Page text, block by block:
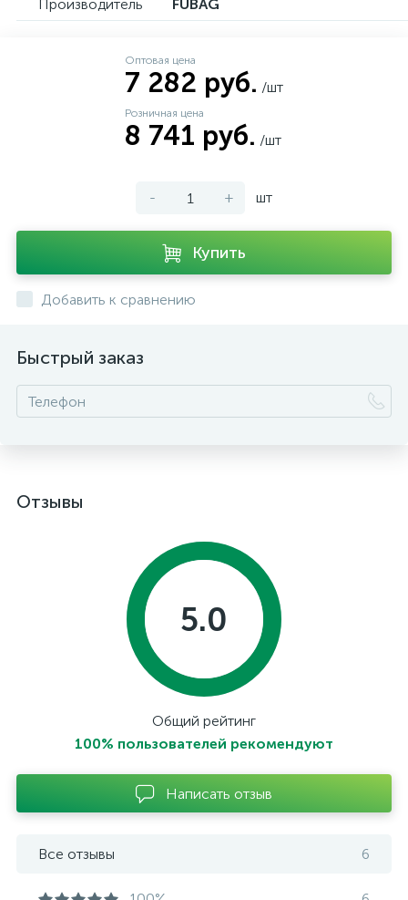
Производитель FUBAG
Оптовая цена
7 282 руб. /шт
Розничная цена
8 741 руб. /шт
- + шт
Купить
Добавить к сравнению
Быстрый заказ
Отзывы
5.0
Общий рейтинг
100% пользователей рекомендуют
Написать отзыв
Все отзывы 6